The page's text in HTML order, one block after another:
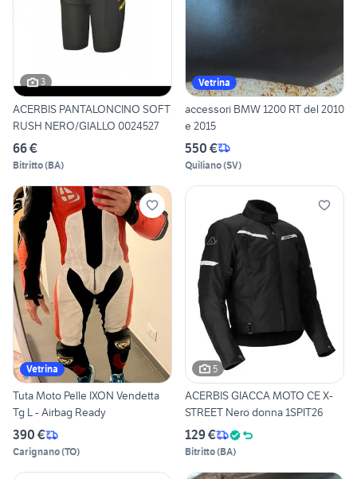
3
ACERBIS PANTALONCINO SOFT
RUSH NERO/GIALLO 0024527
66 €
Bitritto(BA)
Vetrina
accessori BMW 1200 RT del 2010
e 2015
550 €
Quiliano(SV)
Vetrina
Tuta Moto Pelle IXON Vendetta
Tg L - Airbag Ready
390 €
Carignano(TO)
5
ACERBIS GIACCA MOTO CE X-
STREET Nero donna 1SPIT26
129 €
Bitritto(BA)